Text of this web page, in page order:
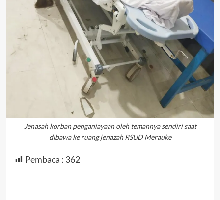
Jenasah korban penganiayaan oleh temannya sendiri saat
dibawa ke ruang jenazah RSUD Merauke
Pembaca : 362